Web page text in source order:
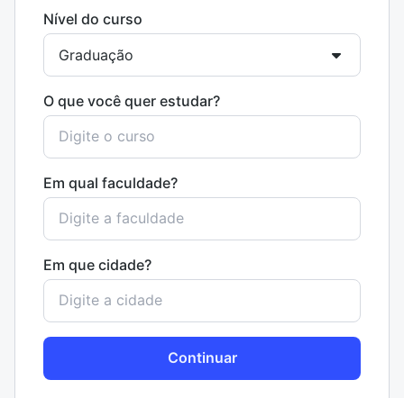
Nível do curso
O que você quer estudar?
Em qual faculdade?
Em que cidade?
Continuar